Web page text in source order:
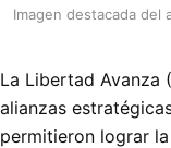
Imagen destacada del
La Libertad Avanza
alianzas
permitieron lograr